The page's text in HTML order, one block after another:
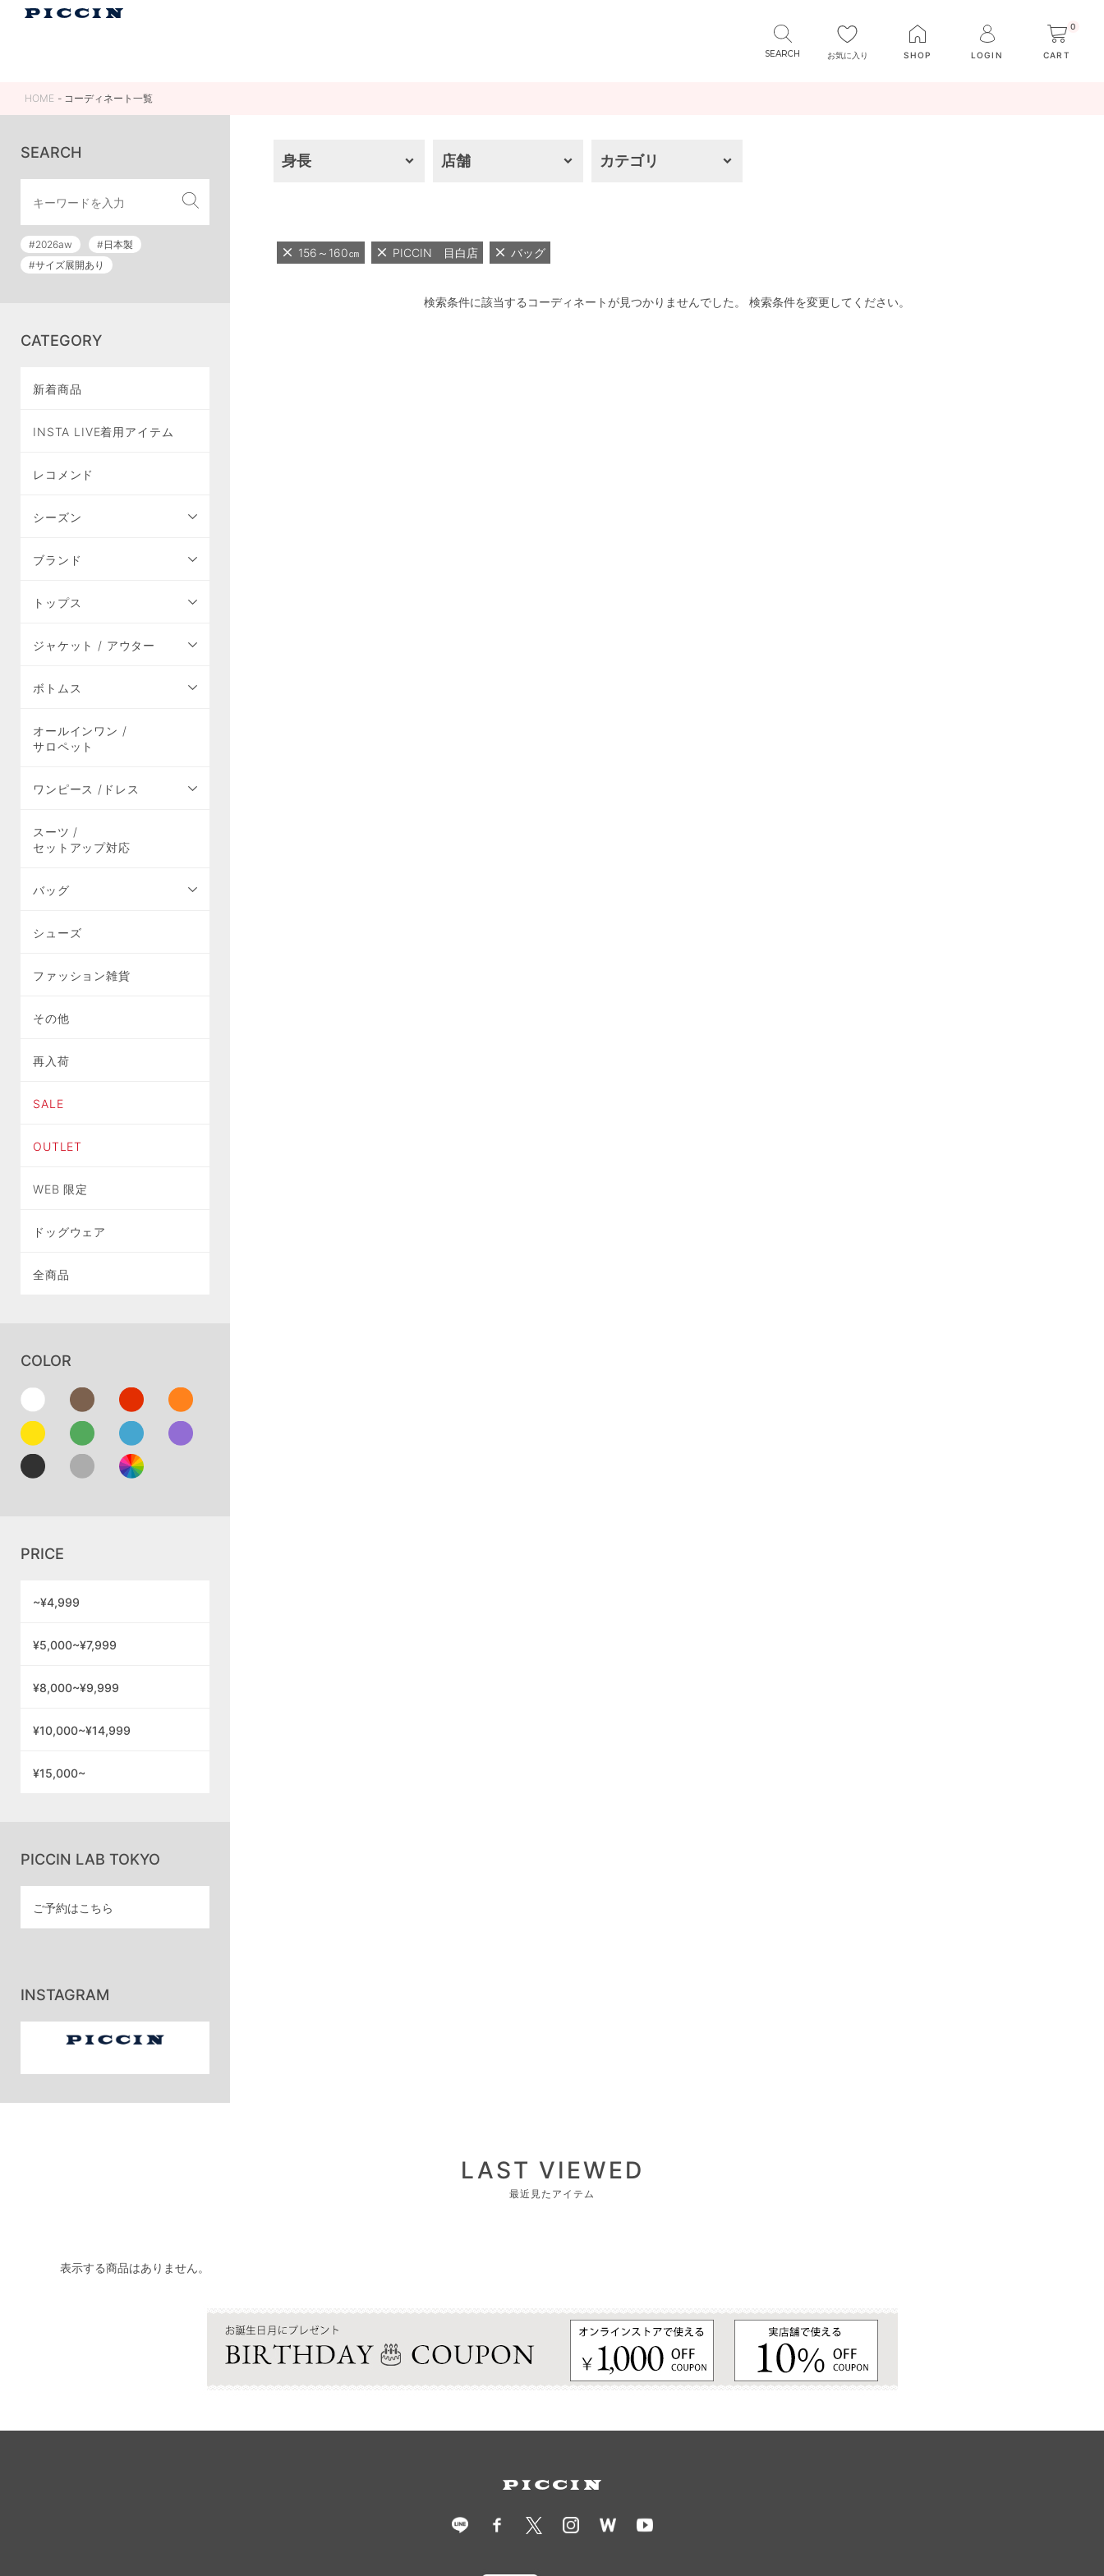
お気に入り SHOP LOGIN
0
CART
HOME コーディネート一覧
SEARCH
#2026aw
#日本製
#サイズ展開あり
CATEGORY
新着商品
INSTA LIVE着用アイテム
レコメンド
シーズン
ブランド
トップス
ジャケット / アウター
ボトムス
オールインワン /
サロペット
ワンピース /ドレス
スーツ /
セットアップ対応
バッグ
シューズ
ファッション雑貨
その他
再入荷
SALE
OUTLET
WEB 限定
ドッグウェア
全商品
COLOR
PRICE
~¥4,999
¥5,000~¥7,999
¥8,000~¥9,999
¥10,000~¥14,999
¥15,000~
PICCIN LAB TOKYO
ご予約はこちら
INSTAGRAM
身長 店舗 カテゴリ
156～160㎝ PICCIN 目白店 バッグ
検索条件に該当するコーディネートが見つかりませんでした。 検索条件を変更してください。
LAST VIEWED
最近見たアイテム
表示する商品はありません。